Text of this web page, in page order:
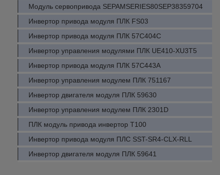
Модуль сервопривода SEPAMSERIES80SEP38359704
Инвертор привода модуля ПЛК FS03
Инвертор привода модуля ПЛК 57C404C
Инвертор управления модулями ПЛК UE410-XU3T5
Инвертор привода модуля ПЛК 57C443A
Инвертор управления модулем ПЛК 751167
Инвертор двигателя модуля ПЛК 59630
Инвертор управления модулем ПЛК 2301D
ПЛК модуль привода инвертор T100
Инвертор привода модуля ПЛС SST-SR4-CLX-RLL
Инвертор двигателя модуля ПЛК 59641